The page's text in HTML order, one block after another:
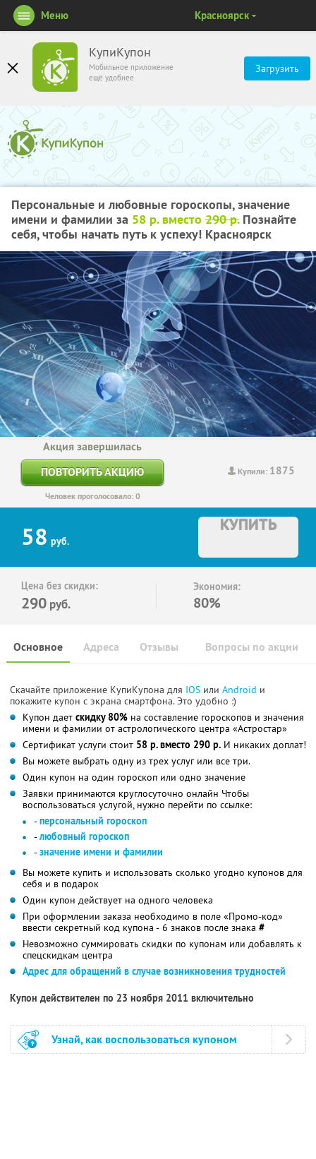
КупиКупон
Мобильное приложение
ещё удобнее
Загрузить
Меню Красноярск
Персональные и любовные гороскопы, значение
имени и фамилии за 58 р. вместо 290 р.Познайте
себя, чтобы начать путь к успеху! Красноярск
Купили: 1875
Акция завершилась
ПОВТОРИТЬ АКЦИЮ
Человек проголосовало: 0
58 руб.
КУПИТЬ
Цена без скидки:
290 руб.
Экономия:
80%
Основное Отзывы Вопросы по акции
Адреса
Скачайте приложение КупиКупона для IOS или Android и
покажите купон с экрана смартфона. Это удобно :)
Купон дает скидку 80% на составление гороскопов и значения
имени и фамилии от астрологического центра «Астростар»
Сертификат услуги стоит 58 р. вместо 290 р. И никаких доплат!
Вы можете выбрать одну из трех услуг или все три.
Один купон на один гороскоп или одно значение
Заявки принимаются круглосуточно онлайн Чтобы
воспользоваться услугой, нужно перейти по ссылке:
-персональный гороскоп
-любовный гороскоп
-значение имени и фамилии
Вы можете купить и использовать сколько угодно купонов для
себя и в подарок
Один купон действует на одного человека
При оформлении заказа необходимо в поле «Промо-код»
ввести секретный код купона - 6 знаков после знака #
Невозможно суммировать скидки по купонам или добавлять к
спецскидкам центра
Адрес для обращений в случае возникновения трудностей
Купон действителен по 23 ноября 2011 включительно
Узнай, как воспользоваться купоном